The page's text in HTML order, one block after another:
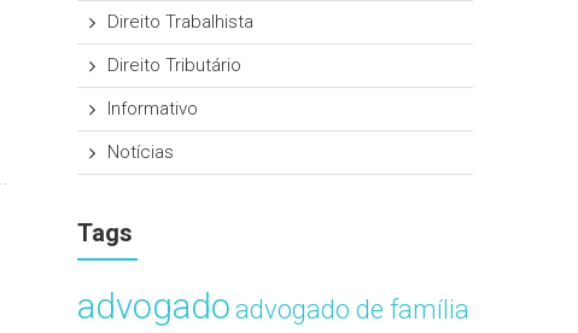
Direito Trabalhista
Direito Tributário
Informativo
Notícias
Tags
advogado advogado de família